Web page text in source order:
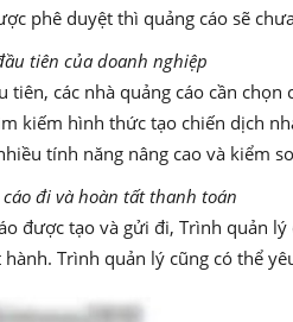
phê duyệt thì quảng cáo sẽ
tiên của doanh nghiệp
tiên, các nhà quảng cáo cần
kiếm hình thức tạo chiến dịch
tính năng nâng cao và kiểm
đi và hoàn tất thanh toán
được tạo và gửi đi, Trình quản
Trình quản lý cũng có thể